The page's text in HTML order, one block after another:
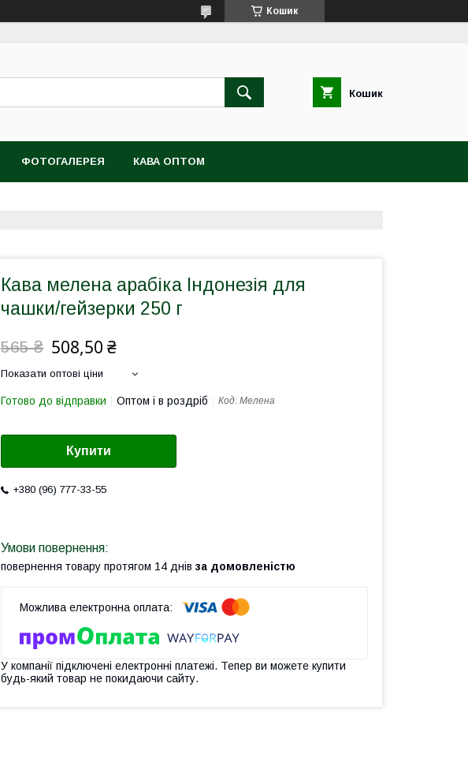
Кошик
Кошик
ФОТОГАЛЕРЕЯ КАВА ОПТОМ
Кава мелена арабіка Індонезія для
чашки/гейзерки 250 г
565 ₴ 508,50 ₴
Показати оптові ціни
Готово до відправки Оптом і в роздріб Код: Мелена
Купити
+380 (96) 777-33-55
повернення товару протягом 14 днів за домовленістю
У компанії підключені електронні платежі. Тепер ви можете купити
будь-який товар не покидаючи сайту.